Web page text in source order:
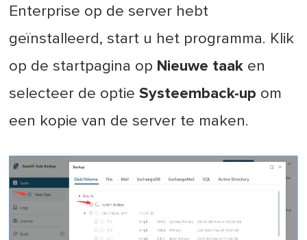
Enterprise op de server hebt
geïnstalleerd, start u het programma. Klik
op de startpagina op Nieuwe taak en
selecteer de optieSysteemback-up om
een kopie van de server te maken.